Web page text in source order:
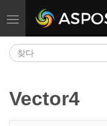
탐색 전환
Vector4